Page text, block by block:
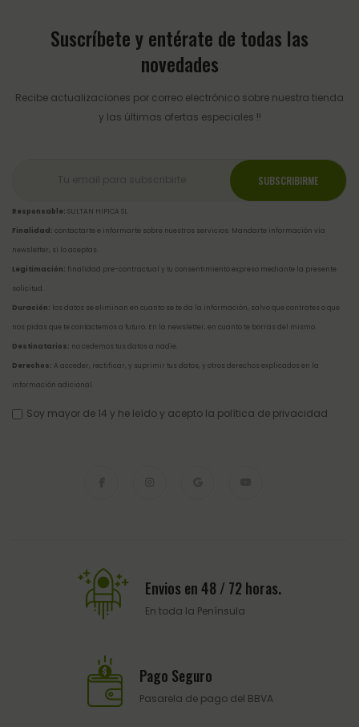
Suscríbete y entérate de todas las
novedades
Recibe actualizaciones por correo electrónico sobre nuestra tienda
y las últimas ofertas especiales !!
Responsable: SULTAN HIPICA SL.
Finalidad: contactarte e informarte sobre nuestros servicios. Mandarte información vía
newsletter, si lo aceptas.
Legitimación: finalidad pre-contractual y tu consentimiento expreso mediante la presente
solicitud.
Duración: los datos se eliminan en cuanto se te da la información, salvo que contrates o que
nos pidas que te contactemos a futuro. En la newsletter, en cuanto te borras del mismo.
Destinatarios: no cedemos tus datos a nadie.
Derechos: A acceder, rectificar, y suprimir tus datos, y otros derechos explicados en la
información adicional
Soy mayor de 14 y he leído y acepto la política de privacidad
Envios en 48 / 72 horas.
En toda la Península
Pago Seguro
Pasarela de pago del BBVA